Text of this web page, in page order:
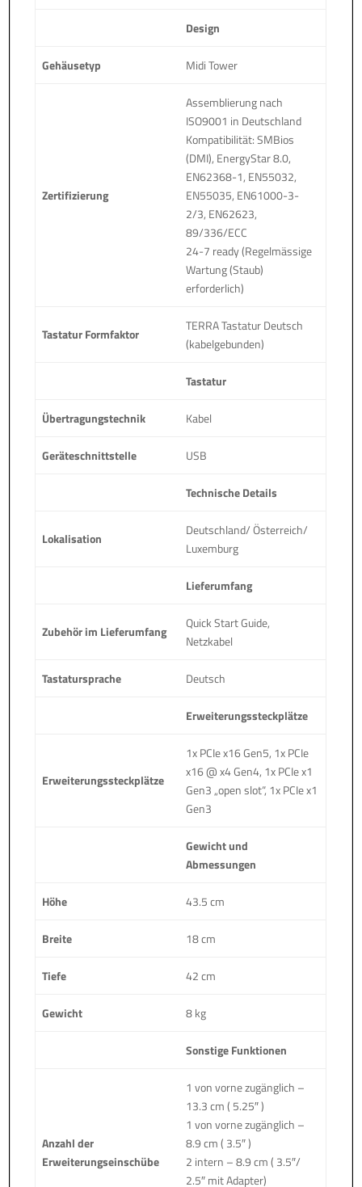
Design
Gehäusetyp Midi Tower
Zertifizierung
Assemblierung nach
ISO9001 in Deutschland
Kompatibilität: SMBios
(DMI), EnergyStar 8.0,
EN62368-1, EN55032,
EN55035, EN61000-3-
2/3, EN62623,
89/336/ECC
24-7 ready (Regelmässige
Wartung (Staub)
erforderlich)
Tastatur Formfaktor
TERRA Tastatur Deutsch
(kabelgebunden)
Tastatur
Übertragungstechnik Kabel
Geräteschnittstelle USB
Technische Details
Lokalisation
Deutschland/ Österreich/
Luxemburg
Lieferumfang
Zubehör im Lieferumfang
Quick Start Guide,
Netzkabel
Tastatursprache Deutsch
Erweiterungssteckplätze
Erweiterungssteckplätze
1x PCIe x16 Gen5, 1x PCIe
x16 @ x4 Gen4, 1x PCIe x1
Gen3 „open slot“, 1x PCIe x1
Gen3
Gewicht und
Abmessungen
Höhe 43.5 cm
Breite 18 cm
Tiefe 42 cm
Gewicht 8 kg
Sonstige Funktionen
Anzahl der
Erweiterungseinschübe
1 von vorne zugänglich –
13.3 cm ( 5.25″ )
1 von vorne zugänglich –
8.9 cm ( 3.5″ )
2 intern – 8.9 cm ( 3.5″/
2.5″ mit Adapter)